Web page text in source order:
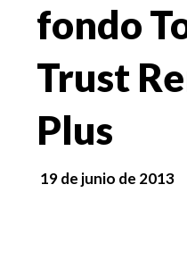
fondo
Trust
Plus
19 de junio de 2013